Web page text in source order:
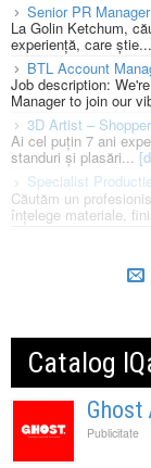
Senior PR
La Golin Ketchum,
experiență, care știe...
BTL Account
Job description:
Manager to join our
3D Artist –
Ai cel puțin 7 ani
standuri și plasări...
Specialist
Căutăm un
înțelege materiale,
Catalog
Ghost
Publicitate